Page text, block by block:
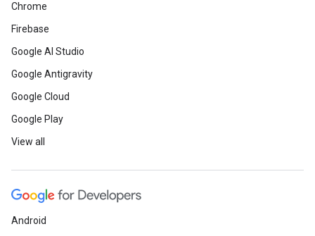
Chrome
Firebase
Google AI Studio
Google Antigravity
Google Cloud
Google Play
View all
Android